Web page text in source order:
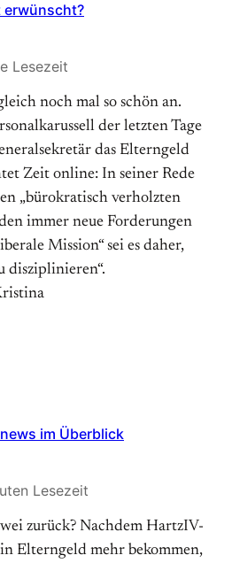
erwünscht?
Lesezeit
noch mal so schön an.
der letzten Tage
das Elterngeld
Zeit online: In seiner Rede
„bürokratisch verholzten
immer neue Forderungen
Mission“ sei es daher,
disziplinieren“.
im Überblick
Lesezeit
zurück? Nachdem HartzIV-
Elterngeld mehr bekommen,